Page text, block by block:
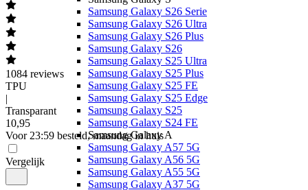
Samsung Galaxy S26 Serie
Samsung Galaxy S26 Ultra
Samsung Galaxy S26 Plus
Samsung Galaxy S26
Samsung Galaxy S25 Ultra
Samsung Galaxy S25 Plus
Samsung Galaxy S25 FE
Samsung Galaxy S25 Edge
Samsung Galaxy S25
Samsung Galaxy S24 FE
Samsung Galaxy A
Samsung Galaxy A57 5G
Samsung Galaxy A56 5G
Samsung Galaxy A55 5G
Samsung Galaxy A37 5G
1084 reviews
TPU
|
Transparant
10,95
Voor 23:59 besteld, maandag in huis
Vergelijk